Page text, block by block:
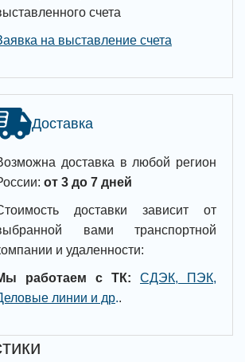
счета
на выставление счета
Доставка
доставка в любой регион
от 3 до 7 дней
доставки зависит от
вами транспортной
и удаленности:
работаем с ТК:
СДЭК, ПЭК,
линии и др..